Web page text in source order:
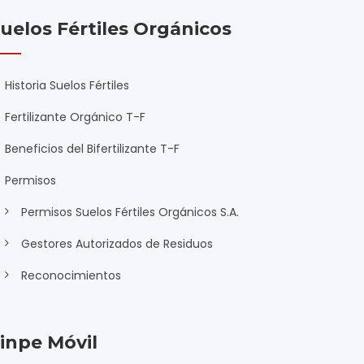
Fértiles Orgánicos
Historia Suelos Fértiles
Fertilizante Orgánico T-F
Beneficios del Bifertilizante T-F
Permisos
Permisos Suelos Fértiles Orgánicos S.A.
Gestores Autorizados de Residuos
Reconocimientos
Móvil